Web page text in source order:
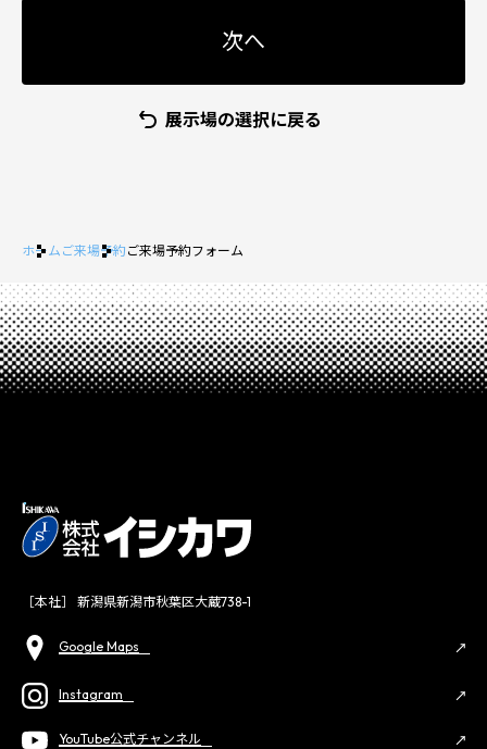
展示場の選択に戻る
ホーム ご来場予約 ご来場予約フォーム
［本社］ 新潟県新潟市秋葉区大蔵738-1
Google Maps
Instagram
YouTube公式チャンネル